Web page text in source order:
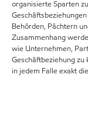
organisierte Sparten
Behörden, Pächtern
Zusammenhang
wie Unternehmen,
Geschäftbeziehung zu
in jedem Falle exakt